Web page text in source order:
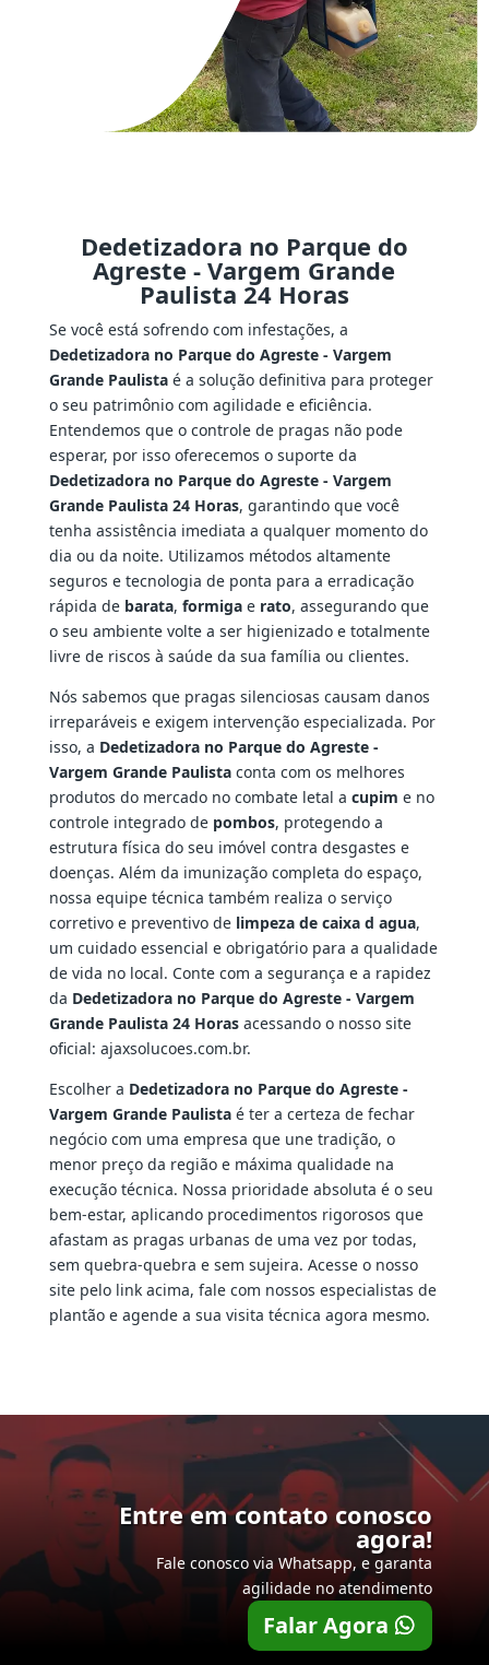
Dedetizadora no Parque do
Agreste - Vargem Grande
Paulista 24 Horas
Se você está sofrendo com infestações, a
Dedetizadora no Parque do Agreste - Vargem
Grande Paulistaé a solução definitiva para proteger
o seu patrimônio com agilidade e eficiência.
Entendemos que o controle de pragas não pode
esperar, por isso oferecemos o suporte da
Dedetizadora no Parque do Agreste - Vargem
Grande Paulista 24 Horas, garantindo que você
tenha assistência imediata a qualquer momento do
dia ou da noite. Utilizamos métodos altamente
seguros e tecnologia de ponta para a erradicação
rápida de barata, formigae rato, assegurando que
o seu ambiente volte a ser higienizado e totalmente
livre de riscos à saúde da sua família ou clientes.
Nós sabemos que pragas silenciosas causam danos
irreparáveis e exigem intervenção especializada. Por
isso, a Dedetizadora no Parque do Agreste -
Vargem Grande Paulistaconta com os melhores
produtos do mercado no combate letal a cupim e no
controle integrado de pombos, protegendo a
estrutura física do seu imóvel contra desgastes e
doenças. Além da imunização completa do espaço,
nossa equipe técnica também realiza o serviço
corretivo e preventivo de limpeza de caixa d agua,
um cuidado essencial e obrigatório para a qualidade
de vida no local. Conte com a segurança e a rapidez
da Dedetizadora no Parque do Agreste - Vargem
Grande Paulista 24 Horasacessando o nosso site
oficial: ajaxsolucoes.com.br.
Escolher a Dedetizadora no Parque do Agreste -
Vargem Grande Paulistaé ter a certeza de fechar
negócio com uma empresa que une tradição, o
menor preço da região e máxima qualidade na
execução técnica. Nossa prioridade absoluta é o seu
bem-estar, aplicando procedimentos rigorosos que
afastam as pragas urbanas de uma vez por todas,
sem quebra-quebra e sem sujeira. Acesse o nosso
site pelo link acima, fale com nossos especialistas de
plantão e agende a sua visita técnica agora mesmo.
Entre em contato conosco
agora!
Fale conosco via Whatsapp, e garanta
agilidade no atendimento
Falar Agora